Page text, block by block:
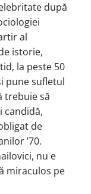
după
al
istorie,
la peste 50
pune sufletul
trebuie să
candidă,
de
ʼ70.
nu e
miraculos pe